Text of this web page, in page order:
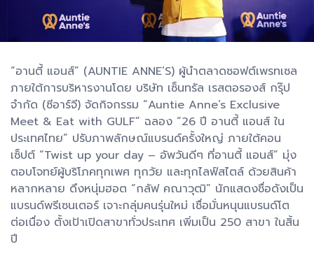
“อานตี้ แอนส์” (AUNTIE ANNE’S) ผู้นำตลาดซอฟต์เพรทเซล
ภายใต้การบริหารงานโดย บริษัท เซ็นทรัล เรสตอรองส์ กรุ๊ป
จำกัด (ซีอาร์จี) จัดกิจกรรม “Auntie Anne’s Exclusive
Meet & Eat with GULF” ฉลอง “26 ปี อานตี้ แอนส์ ใน
ประเทศไทย” ปรับภาพลักษณ์แบรนด์ครั้งใหญ่ ภายใต้คอน
เซ็ปต์ “Twist up your day – อัพวันดีๆ ที่อานตี้ แอนส์” มุ่ง
ตอบโจทย์ผู้บริโภคทุกเพศ ทุกวัย และทุกไลฟ์สไตล์ ด้วยสินค้า
หลากหลาย ดึงหนุ่มฮอต “กลัฟ คณาวุฒิ” นักแสดงชื่อดังเป็น
แบรนด์พรีเซนเตอร์ เจาะกลุ่มคนรุ่นใหม่ เชื่อมั่นหนุนแบรนด์โต
ต่อเนื่อง ตั้งเป้าเปิดสาขาทั่วประเทศ เพิ่มเป็น 250 สาขา ในสิ้น
ปี